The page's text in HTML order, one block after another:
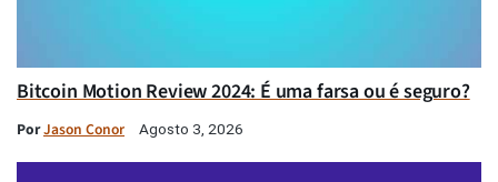
Bitcoin Motion Review 2024: É uma farsa ou é seguro?
PorJason Conor Agosto 3, 2026